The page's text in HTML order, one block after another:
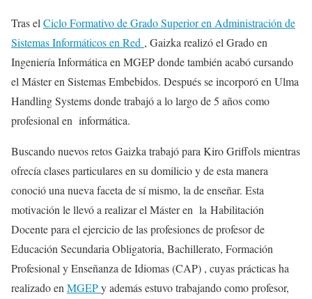
Tras el Ciclo Formativo de Grado Superior en Administración de
Sistemas Informáticos en Red , Gaizka realizó el Grado en
Ingeniería Informática en MGEP donde también acabó cursando
el Máster en Sistemas Embebidos. Después se incorporó en Ulma
Handling Systems donde trabajó a lo largo de 5 años como
profesional en informática.
Buscando nuevos retos Gaizka trabajó para Kiro Griffols mientras
ofrecía clases particulares en su domilicio y de esta manera
conoció una nueva faceta de sí mismo, la de enseñar. Esta
motivación le llevó a realizar el Máster en la Habilitación
Docente para el ejercicio de las profesiones de profesor de
Educación Secundaria Obligatoria, Bachillerato, Formación
Profesional y Enseñanza de Idiomas (CAP) , cuyas prácticas ha
realizado en MGEPy además estuvo trabajando como profesor,